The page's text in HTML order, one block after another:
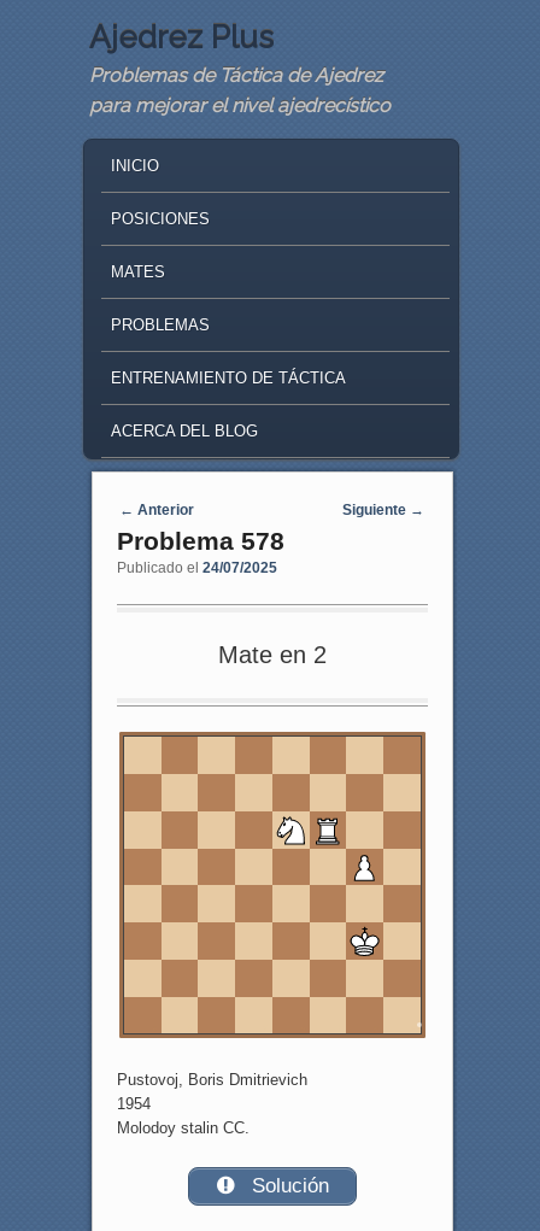
Ajedrez Plus
Problemas de Táctica de Ajedrez
para mejorar el nivel ajedrecístico
SKIP TO PRIMARY CONTENT
SKIP TO SECONDARY CONTENT
INICIO
POSICIONES
MATES
PROBLEMAS
ENTRENAMIENTO DE TÁCTICA
ACERCA DEL BLOG
Navegaci�n de entradas
← Anterior Siguiente →
Problema 578
Publicado el 24/07/2025
Mate en 2
Pustovoj, Boris Dmitrievich
1954
Molodoy stalin CC.
Solución